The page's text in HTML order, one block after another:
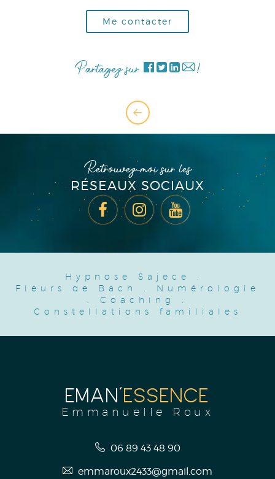
Me contacter
Partagez sur !
Retrouvez-moi sur les
RÉSEAUX SOCIAUX
Hypnose Sajece
Fleurs de Bach
Numérologie
Coaching
Constellations familiales
EMAN'ESSENCE
Emmanuelle Roux
06 89 43 48 90
emmaroux2433@gmail.com